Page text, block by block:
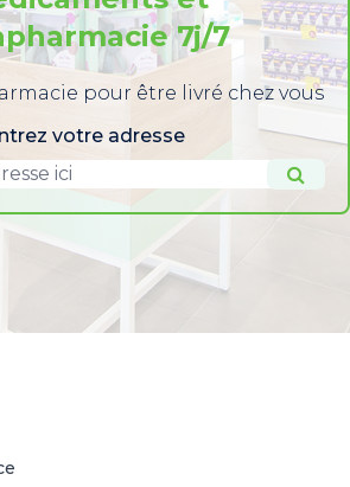
7j/7
pour être livré chez vous
votre adresse